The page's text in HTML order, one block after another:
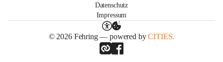
Datenschutz
Impressum
© 2026 Fehring — powered byCITIES.